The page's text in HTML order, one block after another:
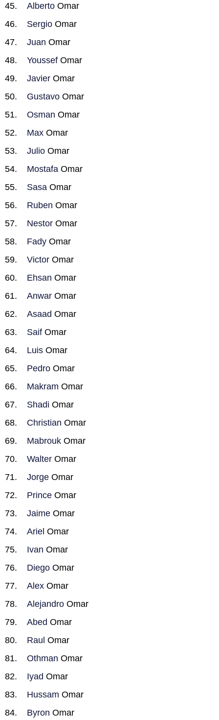
Alberto Omar
Sergio Omar
Juan Omar
Youssef Omar
Javier Omar
Gustavo Omar
Osman Omar
Max Omar
Julio Omar
Mostafa Omar
Sasa Omar
Ruben Omar
Nestor Omar
Fady Omar
Victor Omar
Ehsan Omar
Anwar Omar
Asaad Omar
Saif Omar
Luis Omar
Pedro Omar
Makram Omar
Shadi Omar
Christian Omar
Mabrouk Omar
Walter Omar
Jorge Omar
Prince Omar
Jaime Omar
Ariel Omar
Ivan Omar
Diego Omar
Alex Omar
Alejandro Omar
Abed Omar
Raul Omar
Othman Omar
Iyad Omar
Hussam Omar
Byron Omar